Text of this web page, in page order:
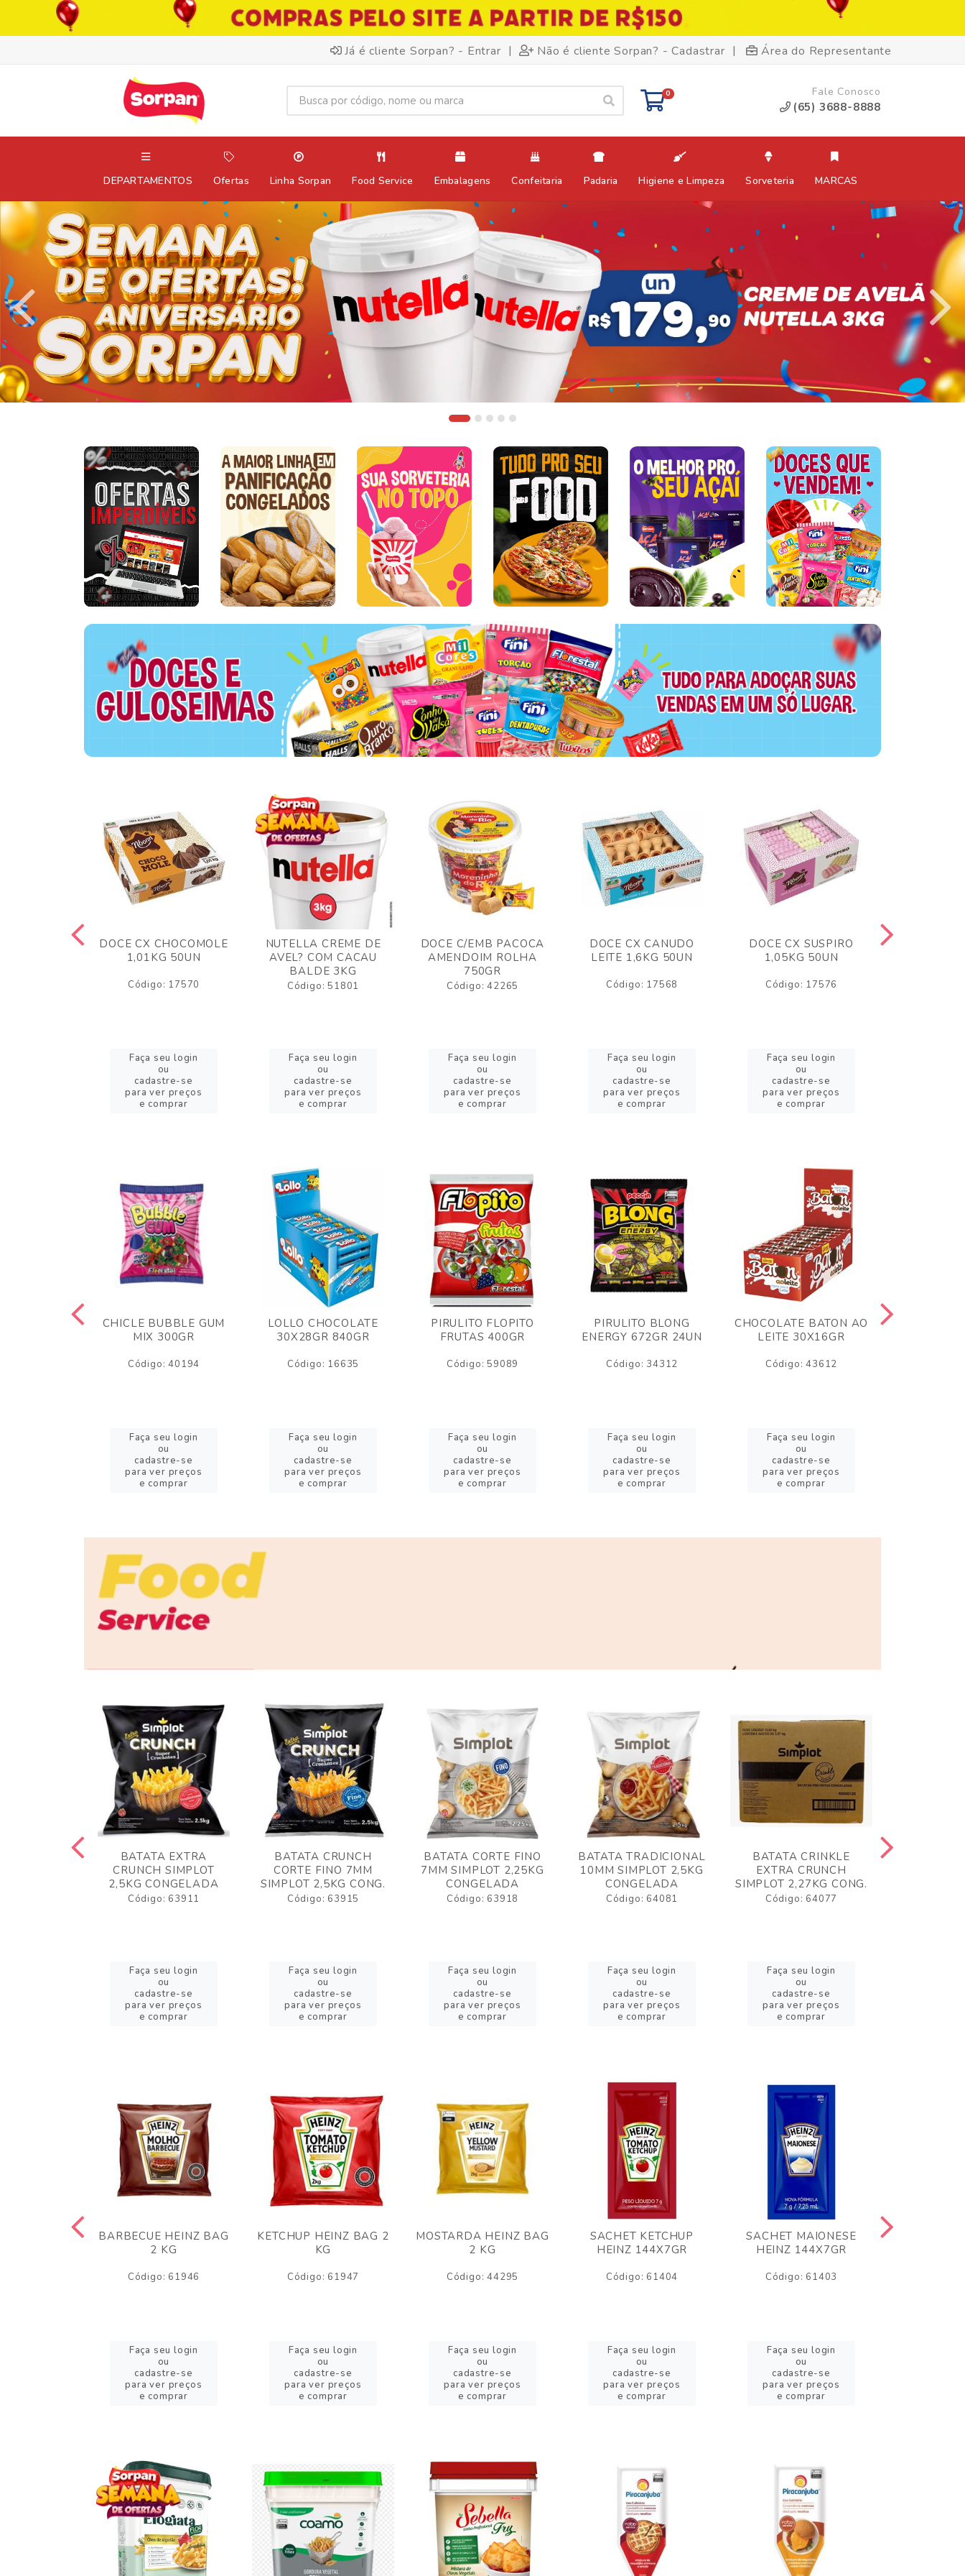
Já é cliente Sorpan? - Entrar | Não é cliente Sorpan? - Cadastrar | Área do Representante
0 Fale Conosco
(65) 3688-8888
DEPARTAMENTOS Ofertas Linha Sorpan Food Service Embalagens Confeitaria Padaria Higiene e Limpeza Sorveteria MARCAS
DOCE CX CHOCOMOLE
1,01KG 50UN
Código: 17570
Faça seu login
ou
cadastre-se
para ver preços
e comprar
NUTELLA CREME DE
AVEL? COM CACAU
BALDE 3KG
Código: 51801
Faça seu login
ou
cadastre-se
para ver preços
e comprar
DOCE C/EMB PACOCA
AMENDOIM ROLHA
750GR
Código: 42265
Faça seu login
ou
cadastre-se
para ver preços
e comprar
DOCE CX CANUDO
LEITE 1,6KG 50UN
Código: 17568
Faça seu login
ou
cadastre-se
para ver preços
e comprar
DOCE CX SUSPIRO
1,05KG 50UN
Código: 17576
Faça seu login
ou
cadastre-se
para ver preços
e comprar
CHICLE BUBBLE GUM
MIX 300GR
Código: 40194
Faça seu login
ou
cadastre-se
para ver preços
e comprar
LOLLO CHOCOLATE
30X28GR 840GR
Código: 16635
Faça seu login
ou
cadastre-se
para ver preços
e comprar
PIRULITO FLOPITO
FRUTAS 400GR
Código: 59089
Faça seu login
ou
cadastre-se
para ver preços
e comprar
PIRULITO BLONG
ENERGY 672GR 24UN
Código: 34312
Faça seu login
ou
cadastre-se
para ver preços
e comprar
CHOCOLATE BATON AO
LEITE 30X16GR
Código: 43612
Faça seu login
ou
cadastre-se
para ver preços
e comprar
BATATA EXTRA
CRUNCH SIMPLOT
2,5KG CONGELADA
Código: 63911
Faça seu login
ou
cadastre-se
para ver preços
e comprar
BATATA CRUNCH
CORTE FINO 7MM
SIMPLOT 2,5KG CONG.
Código: 63915
Faça seu login
ou
cadastre-se
para ver preços
e comprar
BATATA CORTE FINO
7MM SIMPLOT 2,25KG
CONGELADA
Código: 63918
Faça seu login
ou
cadastre-se
para ver preços
e comprar
BATATA TRADICIONAL
10MM SIMPLOT 2,5KG
CONGELADA
Código: 64081
Faça seu login
ou
cadastre-se
para ver preços
e comprar
BATATA CRINKLE
EXTRA CRUNCH
SIMPLOT 2,27KG CONG.
Código: 64077
Faça seu login
ou
cadastre-se
para ver preços
e comprar
BARBECUE HEINZ BAG
2 KG
Código: 61946
Faça seu login
ou
cadastre-se
para ver preços
e comprar
KETCHUP HEINZ BAG 2
KG
Código: 61947
Faça seu login
ou
cadastre-se
para ver preços
e comprar
MOSTARDA HEINZ BAG
2 KG
Código: 44295
Faça seu login
ou
cadastre-se
para ver preços
e comprar
SACHET KETCHUP
HEINZ 144X7GR
Código: 61404
Faça seu login
ou
cadastre-se
para ver preços
e comprar
SACHET MAIONESE
HEINZ 144X7GR
Código: 61403
Faça seu login
ou
cadastre-se
para ver preços
e comprar